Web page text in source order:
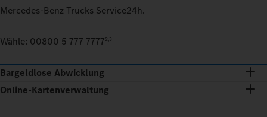
Mercedes‑Benz Trucks Service24h.
Wähle: 00800 5 777 77772,3
Bargeldlose Abwicklung
Online-Kartenverwaltung